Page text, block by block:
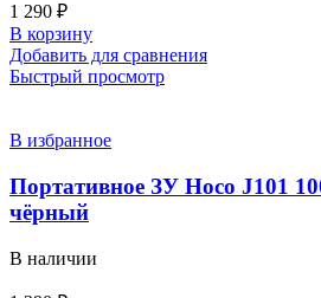
1 290 ₽
В корзину
Добавить для сравнения
Быстрый просмотр
В избранное
Портативное ЗУ Hoco J101
чёрный
В наличии